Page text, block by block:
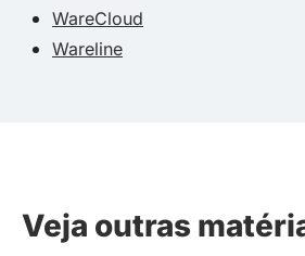
WareCloud
Wareline
Veja outras